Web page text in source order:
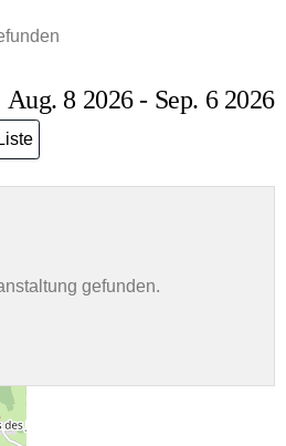
Aug. 8 2026 - Sep. 6 2026
Liste
gefunden.